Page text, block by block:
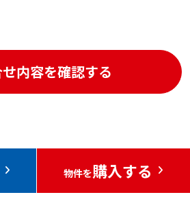
物件を購入する